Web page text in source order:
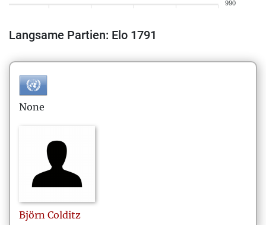
990
Langsame Partien: Elo 1791
None
Björn Colditz